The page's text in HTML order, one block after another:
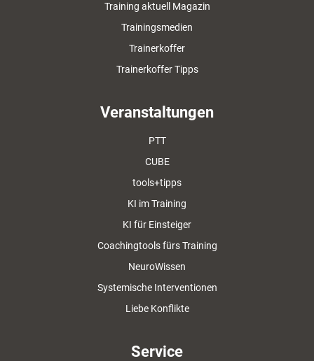
Training aktuell Magazin
Trainingsmedien
Trainerkoffer
Trainerkoffer Tipps
Veranstaltungen
PTT
CUBE
tools+tipps
KI im Training
KI für Einsteiger
Coachingtools fürs Training
NeuroWissen
Systemische Interventionen
Liebe Konflikte
Service